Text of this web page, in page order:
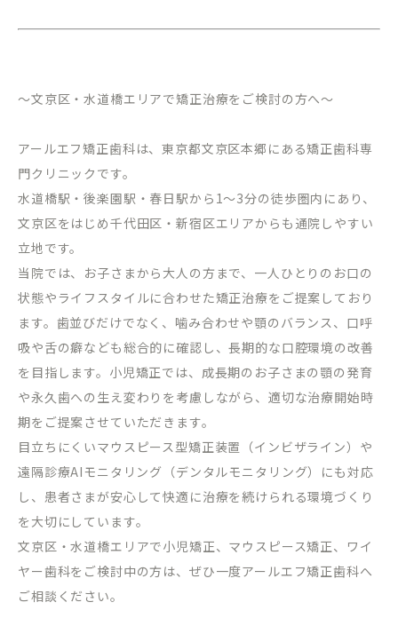
～文京区・水道橋エリアで矯正治療をご検討の方へ～
アールエフ矯正歯科は、東京都文京区本郷にある矯正歯科専
門クリニックです。
水道橋駅・後楽園駅・春日駅から 1～3分の徒歩圏内にあり、
文京区をはじめ千代田区・新宿区エリアからも通院しやすい
立地です。
当院では、お子さまから大人の方まで、一人ひとりのお口の
状態やライフスタイルに合わせた矯正治療をご提案しており
ます。歯並びだけでなく、噛み合わせや顎のバランス、口呼
吸や舌の癖なども総合的に確認し、長期的な口腔環境の改善
を目指します。小児矯正では、成長期のお子さまの顎の発育
や永久歯への生え変わりを考慮しながら、適切な治療開始時
期をご提案させていただきます。
目立ちにくいマウスピース型矯正装置（インビザライン）や
遠隔診療AIモニタリング（デンタルモニタリング）にも対応
し、患者さまが安心して快適に治療を続けられる環境づくり
を大切にしています。
文京区・水道橋エリアで小児矯正、マウスピース矯正、ワイ
ヤー歯科をご検討中の方は、ぜひ一度アールエフ矯正歯科へ
ご相談ください。